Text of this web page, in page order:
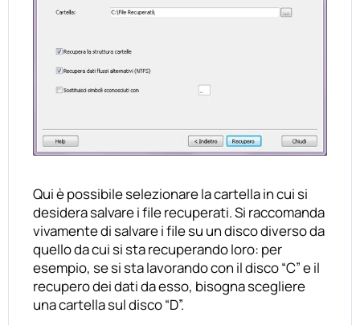
Qui è possibile selezionare la cartella in cui si
desidera salvare i file recuperati. Si raccomanda
vivamente di salvare i file su un disco diverso da
quello da cui si sta recuperando loro: per
esempio, se si sta lavorando con il disco “C” e il
recupero dei dati da esso, bisogna scegliere
una cartella sul disco “D”.